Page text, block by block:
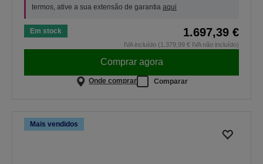
termos, ative a sua extensão de garantia aqui
Em stock 1.697,39 €
IVA incluído (1.379,99 € IVA não incluído)
Comprar agora
Onde comprar Comparar
Mais vendidos